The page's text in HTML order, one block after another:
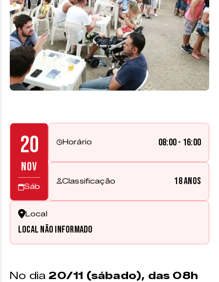
20
NOV
Sáb
Horário 08:00 - 16:00
Classificação 18 anos
Local
Local não informado
No dia 20/11 (sábado), das 08h